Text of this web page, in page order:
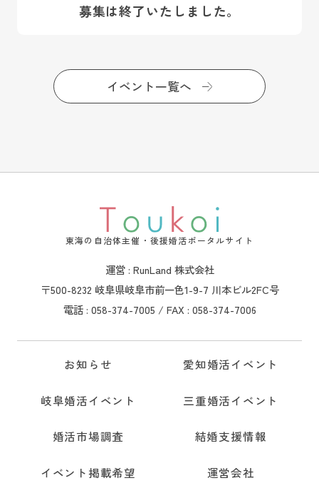
募集は終了いたしました。
イベント一覧へ
東海の自治体主催・後援婚活ポータルサイト
運営 : RunLand 株式会社
〒500-8232 岐阜県岐阜市前一色1-9-7 川本ビル2FC号
電話 : 058-374-7005 / FAX : 058-374-7006
お知らせ 愛知婚活イベント
岐阜婚活イベント 三重婚活イベント
婚活市場調査 結婚支援情報
イベント掲載希望 運営会社